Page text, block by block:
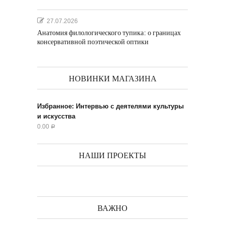
27.07.2026
Анатомия филологического тупика: о границах
консервативной поэтической оптики
НОВИНКИ МАГАЗИНА
Избранное: Интервью с деятелями культуры
и искусства
0.00 Р
НАШИ ПРОЕКТЫ
ВАЖНО